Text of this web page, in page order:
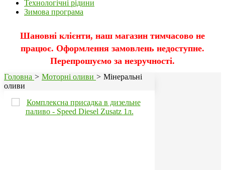
Технологічні рідини
Зимова програма
Шановні клієнти, наш магазин тимчасово не
працює. Оформлення замовлень недоступне.
Перепрошуємо за незручності.
Головна > Моторні оливи > Мінеральні
оливи